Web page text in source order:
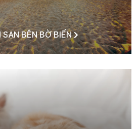
SẠN BÊN BỜ BIỂN